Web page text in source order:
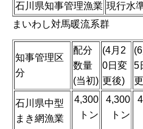
石川県知事管理漁業 現行水
まいわし対馬暖流系群
知事管理区
分
配分
数量
(当初)
(4月2
0日変
更後)
5
石川県中型
まき網漁業
4,300
トン
4,300
トン